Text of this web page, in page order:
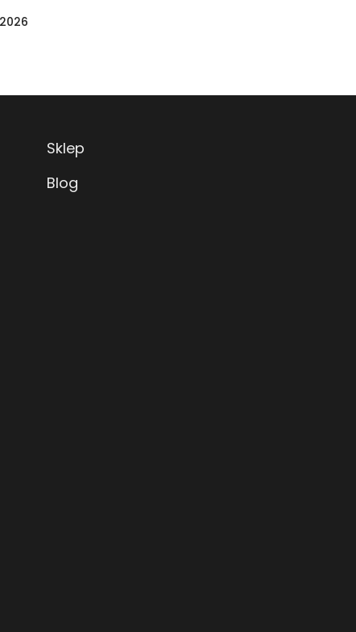
Sklep
Blog